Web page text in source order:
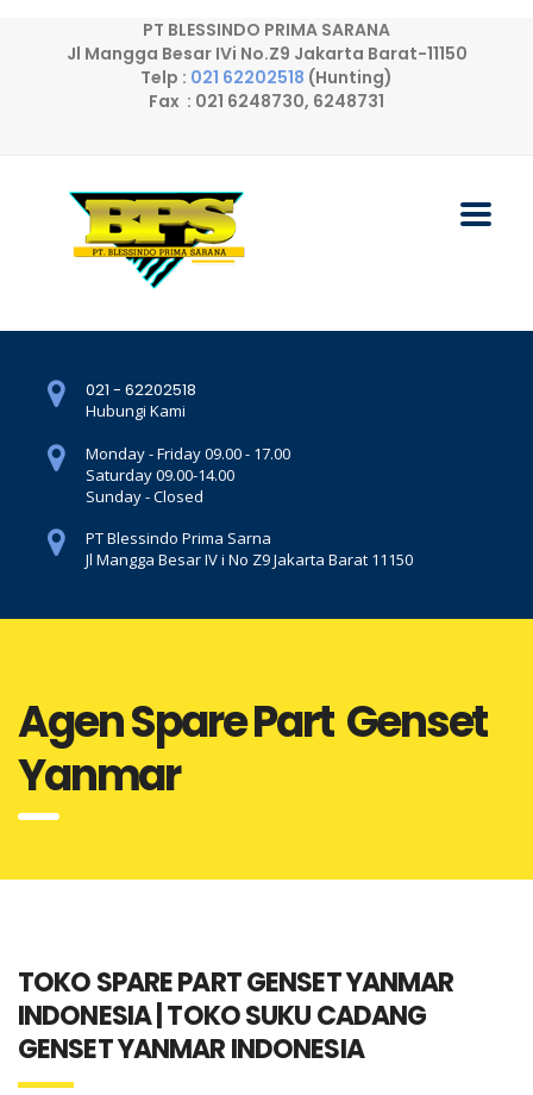
PT BLESSINDO PRIMA SARANA
Jl Mangga Besar IVi No.Z9 Jakarta Barat-11150
Telp : 021 62202518 (Hunting)
Fax : 021 6248730, 6248731
021 - 62202518
Hubungi Kami
Monday - Friday 09.00 - 17.00
Saturday 09.00-14.00
Sunday - Closed
PT Blessindo Prima Sarna
Jl Mangga Besar IV i No Z9 Jakarta Barat 11150
Agen Spare Part Genset
Yanmar
TOKO SPARE PART GENSET YANMAR
INDONESIA | TOKO SUKU CADANG
GENSET YANMAR INDONESIA